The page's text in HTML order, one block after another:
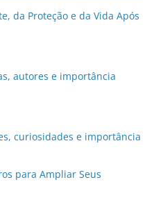
da Proteção e da Vida Após
autores e importância
curiosidades e importância
para Ampliar Seus